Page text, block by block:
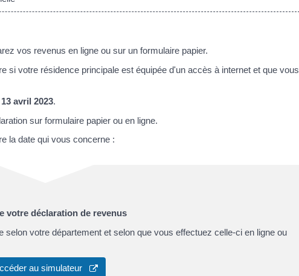
vos revenus en ligne ou sur un formulaire papier.
si votre résidence principale est équipée d'un accès à internet et que vous
avril 2023.
sur formulaire papier ou en ligne.
la date qui vous concerne :
votre déclaration de revenus
votre département et selon que vous effectuez celle-ci en ligne ou
au simulateur